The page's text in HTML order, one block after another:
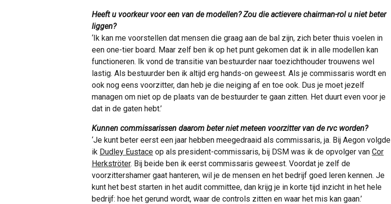
Heeft u voorkeur voor een van de modellen? Zou die actievere chairman-rol u niet beter
liggen?
‘Ik kan me voorstellen dat mensen die graag aan de bal zijn, zich beter thuis voelen in
een one-tier board. Maar zelf ben ik op het punt gekomen dat ik in alle modellen kan
functioneren. Ik vond de transitie van bestuurder naar toezichthouder trouwens wel
lastig. Als bestuurder ben ik altijd erg hands-on geweest. Als je commissaris wordt en
ook nog eens voorzitter, dan heb je die neiging af en toe ook. Dus je moet jezelf
managen om niet op de plaats van de bestuurder te gaan zitten. Het duurt even voor je
dat in de gaten hebt.’
Kunnen commissarissen daarom beter niet meteen voorzitter van de rvc worden?
‘Je kunt beter eerst een jaar hebben meegedraaid als commissaris, ja. Bij Aegon volgde
ik Dudley Eustace op als president-commissaris, bij DSM was ik de opvolger van Cor
Herkströter. Bij beide ben ik eerst commissaris geweest. Voordat je zelf de
voorzittershamer gaat hanteren, wil je de mensen en het bedrijf goed leren kennen. Je
kunt het best starten in het audit committee, dan krijg je in korte tijd inzicht in het hele
bedrijf: hoe het gerund wordt, waar de controls zitten en waar het mis kan gaan.’